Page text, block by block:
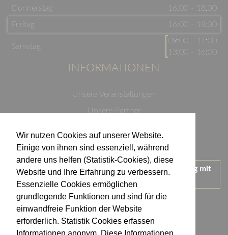
Wir nutzen Cookies auf unserer Website.
Einige von ihnen sind essenziell, während
andere uns helfen (Statistik-Cookies), diese
Website und Ihre Erfahrung zu verbessern.
Essenzielle Cookies ermöglichen
grundlegende Funktionen und sind für die
einwandfreie Funktion der Website
erforderlich. Statistik Cookies erfassen
Donnerstag
16:00 - 18:30
Freitag
16:00 - 18:30
Samstag
09:00 - 11:00
13:00 - 16:00
INFORMATIONEN
Unsere Veranstaltungen
Unsere Partner
Impressum
Wir treten für einen verantwortungsvollen Umgang mit
Alkohol ein.
KONTAKT
Weingut Kistenmacher & Hengerer